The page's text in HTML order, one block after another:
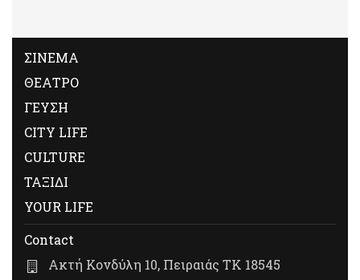
ΣΙΝΕΜΑ
ΘΕΑΤΡΟ
ΓΕΥΣΗ
CITY LIFE
CULTURE
ΤΑΞΙΔΙ
YOUR LIFE
Contact
Ακτή Κονδύλη 10, Πειραιάς ΤΚ 18545